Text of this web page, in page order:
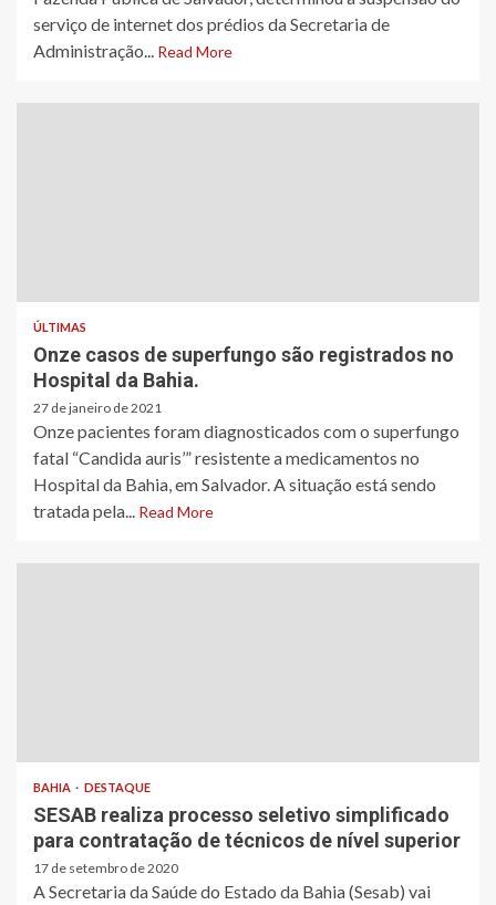
serviço de internet dos prédios da Secretaria de
Administração... Read More
ÚLTIMAS
Onze casos de superfungo são registrados no
Hospital da Bahia.
27 de janeiro de 2021
Onze pacientes foram diagnosticados com o superfungo
fatal “Candida auris’” resistente a medicamentos no
Hospital da Bahia, em Salvador. A situação está sendo
tratada pela... Read More
BAHIA DESTAQUE
SESAB realiza processo seletivo simplificado
para contratação de técnicos de nível superior
17 de setembro de 2020
A Secretaria da Saúde do Estado da Bahia (Sesab) vai